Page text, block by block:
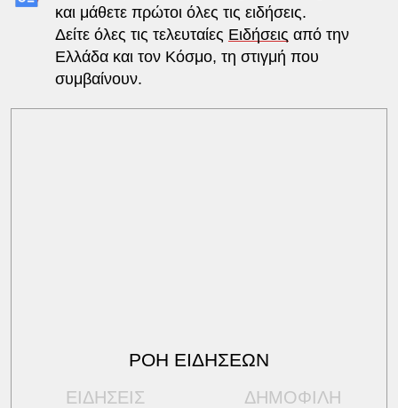
και μάθετε πρώτοι όλες τις ειδήσεις.
Δείτε όλες τις τελευταίες Ειδήσεις από την
Ελλάδα και τον Κόσμο, τη στιγμή που
συμβαίνουν.
ΡΟΗ ΕΙΔΗΣΕΩΝ
ΕΙΔΗΣΕΙΣ ΔΗΜΟΦΙΛΗ